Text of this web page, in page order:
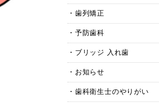
歯列矯正
予防歯科
ブリッジ 入れ歯
お知らせ
歯科衛生士のやりがい